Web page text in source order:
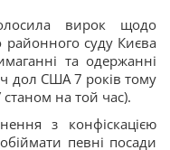
вирок щодо
районного суду Києва
та одержанні
дол США 7 років тому
на той час).
з конфіскацією
певні посади